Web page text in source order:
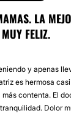
LA
FELIZ.
y apenas
es hermosa
contenta. El
Dolor